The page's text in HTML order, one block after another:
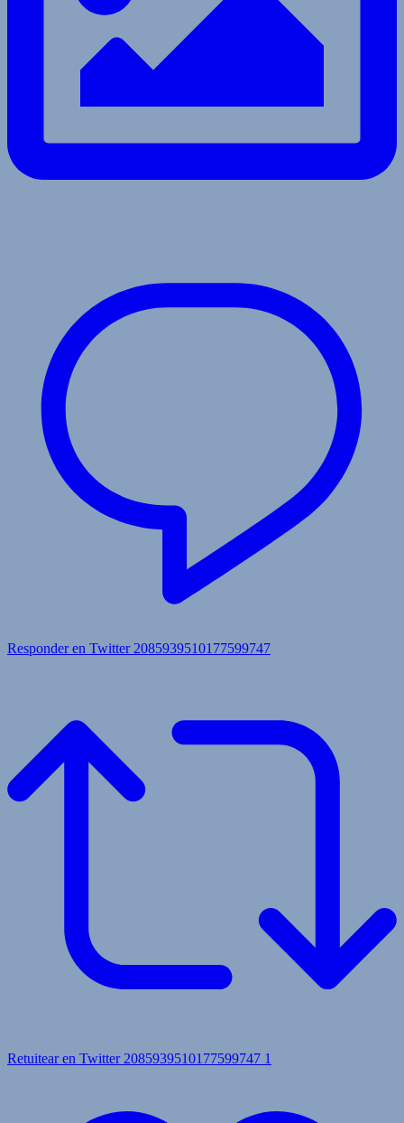
Responder en Twitter 2085939510177599747
Retuitear en Twitter 2085939510177599747 1